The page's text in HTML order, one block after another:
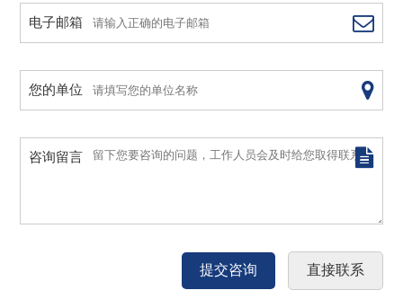
电子邮箱
您的单位
咨询留言